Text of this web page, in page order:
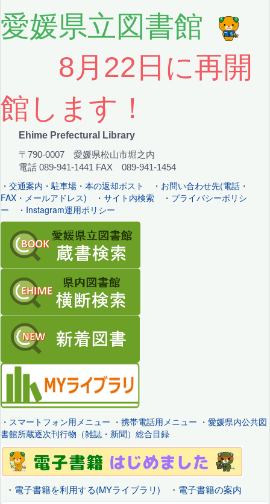
愛媛県立図書館
8月22日に再開
館します！
Ehime Prefectural Library
〒790-0007 愛媛県松山市堀之内
電話 089-941-1441 FAX 089-941-1454
・ 交通案内・駐車場・本の返却ポスト ・ お問い合わせ先(電話・
FAX・メールアドレス) ・ サイト内検索 ・ プライバシーポリシ
ー ・ Instagram運用ポリシー
・ スマートフォン用メニュー ・ 携帯電話用メニュー ・ 愛媛県内公共図
書館所蔵逐次刊行物（雑誌・新聞）総合目録
・ 電子書籍を利用する(MYライブラリ) ・ 電子書籍の案内